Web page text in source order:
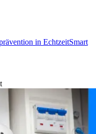
in EchtzeitSmart